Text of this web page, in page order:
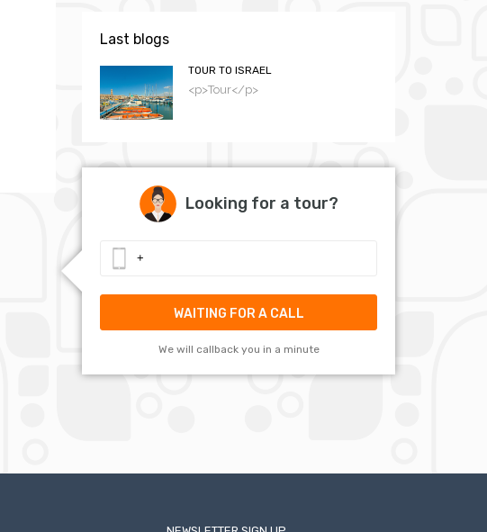
Last blogs
TOUR TO ISRAEL
<p>Tour</p>
Looking for a tour?
WAITING FOR A CALL
We will callback you in a minute